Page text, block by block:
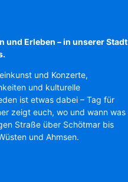
und Erleben – in unserer Stadt
und Konzerte,
und kulturelle
ist etwas dabei – Tag für
zeigt euch, wo und wann was
Straße über Schötmar bis
und Ahmsen.